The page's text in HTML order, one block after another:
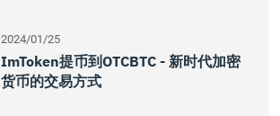
2024/01/25
ImToken提币到OTCBTC - 新时代加密
货币的交易方式